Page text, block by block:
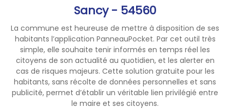
Sancy - 54560
La commune est heureuse de mettre à disposition de ses
habitants l’application PanneauPocket. Par cet outil très
simple, elle souhaite tenir informés en temps réel les
citoyens de son actualité au quotidien, et les alerter en
cas de risques majeurs. Cette solution gratuite pour les
habitants, sans récolte de données personnelles et sans
publicité, permet d’établir un véritable lien privilégié entre
le maire et ses citoyens.